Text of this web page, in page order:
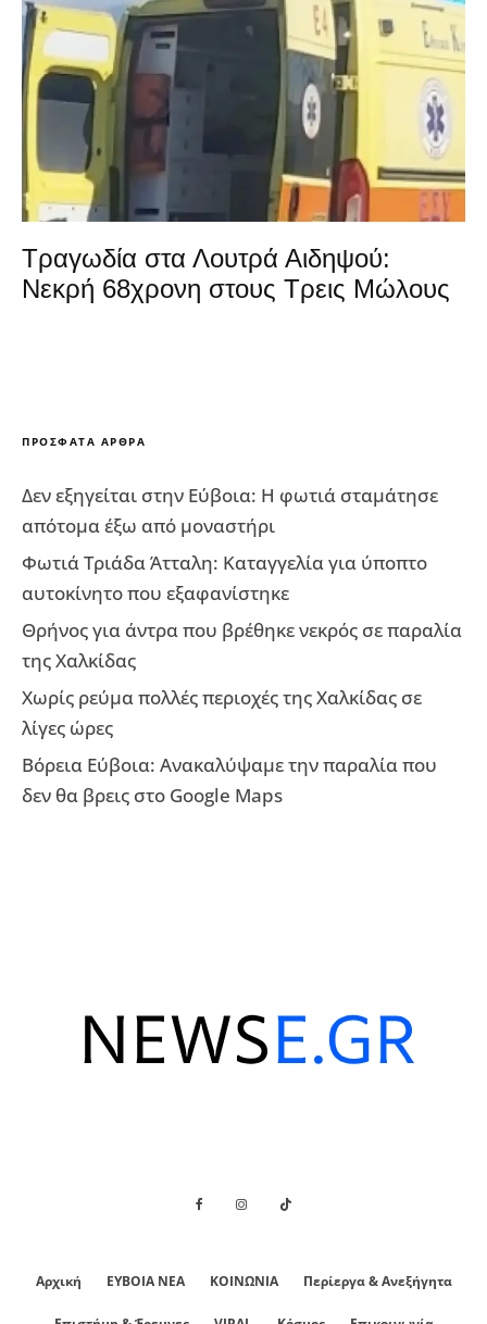
Τραγωδία στα Λουτρά Αιδηψού:
Νεκρή 68χρονη στους Τρεις Μώλους
ΠΡΌΣΦΑΤΑ ΆΡΘΡΑ
Δεν εξηγείται στην Εύβοια: Η φωτιά σταμάτησε
απότομα έξω από μοναστήρι
Φωτιά Τριάδα Άτταλη: Καταγγελία για ύποπτο
αυτοκίνητο που εξαφανίστηκε
Θρήνος για άντρα που βρέθηκε νεκρός σε παραλία
της Χαλκίδας
Χωρίς ρεύμα πολλές περιοχές της Χαλκίδας σε
λίγες ώρες
Βόρεια Εύβοια: Ανακαλύψαμε την παραλία που
δεν θα βρεις στο Google Maps
Αρχική ΕΥΒΟΙΑ ΝΕΑ ΚΟΙΝΩΝΙΑ Περίεργα & Ανεξήγητα